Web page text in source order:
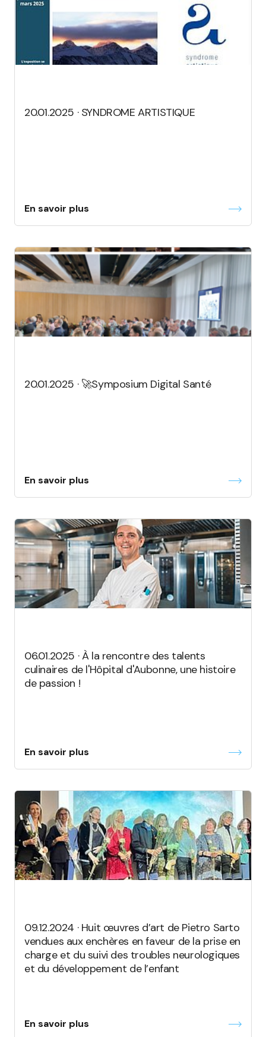
20.01.2025 · SYNDROME ARTISTIQUE
En savoir plus
20.01.2025 · 🚀Symposium Digital Santé
En savoir plus
06.01.2025 · À la rencontre des talents
culinaires de l'Hôpital d'Aubonne, une histoire
de passion !
En savoir plus
09.12.2024 · Huit œuvres d’art de Pietro Sarto
vendues aux enchères en faveur de la prise en
charge et du suivi des troubles neurologiques
et du développement de l’enfant
En savoir plus